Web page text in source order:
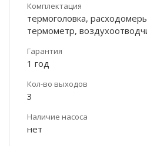
Комплектация
термоголовка,
термометр,
Гарантия
1 год
Кол-во выходов
3
Наличие насоса
нет